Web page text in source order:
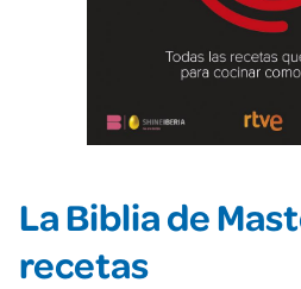
La Biblia de
recetas